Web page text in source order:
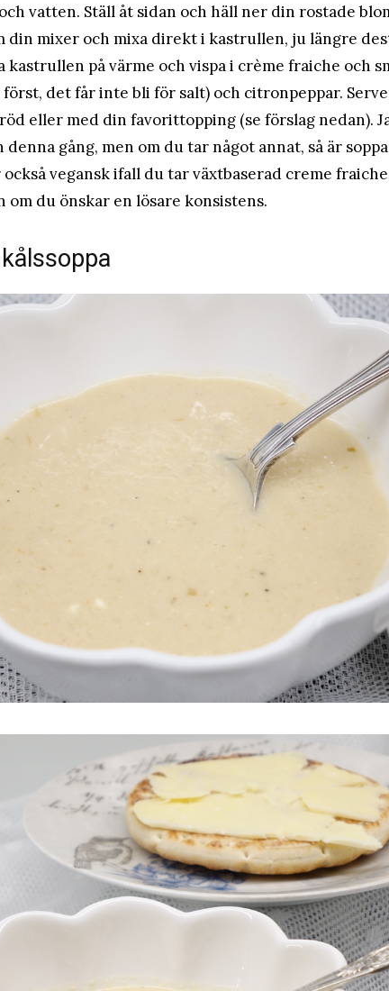
vatten. Ställ åt sidan och häll ner din rostade
din mixer och mixa direkt i kastrullen, ju längre
kastrullen på värme och vispa i crème fraiche och
det får inte bli för salt) och citronpeppar.
eller med din favorittopping (se förslag nedan).
gång, men om du tar något annat, så är
vegansk ifall du tar växtbaserad creme
om du önskar en lösare konsistens.